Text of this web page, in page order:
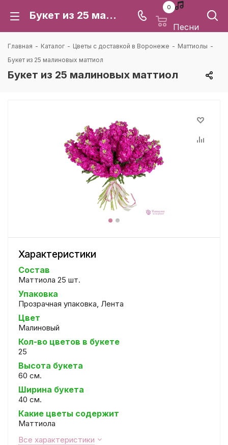
Букет из 25 малиновых маттиол: цена и доставка в Воронеже | Каталея
0
Песни
Главная - Каталог - Цветы с доставкой в Воронеже - Маттиолы -
Букет из 25 малиновых маттиол
Букет из 25 малиновых маттиол
Характеристики
Состав
Маттиола 25 шт.
Упаковка
Прозрачная упаковка, Лента
Цвет
Малиновый
Кол-во цветов в букете
25
Высота букета
60 см.
Ширина букета
40 см.
Какие цветы содержит
Маттиола
Все характеристики